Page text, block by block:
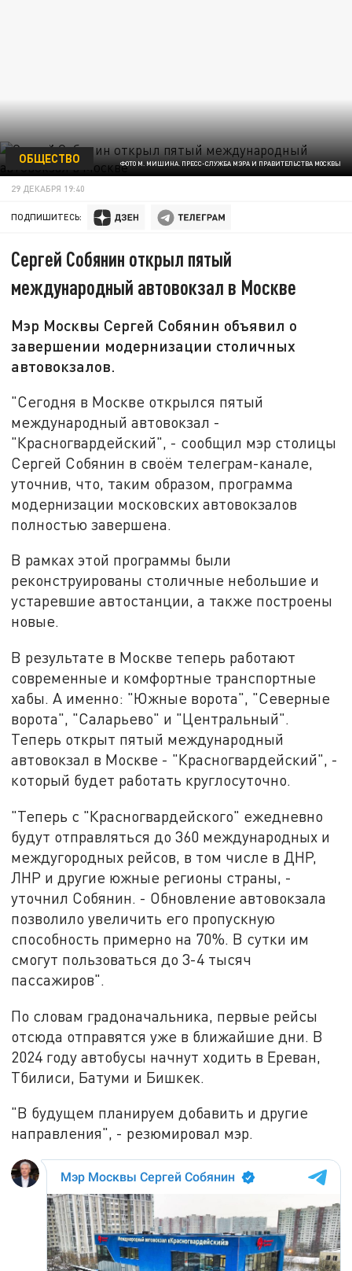
ФОТО М. МИШИНА. ПРЕСС-СЛУЖБА МЭРА И ПРАВИТЕЛЬСТВА МОСКВЫ
ОБЩЕСТВО
29 ДЕКАБРЯ 19:40
ПОДПИШИТЕСЬ:
Сергей Собянин открыл пятый
международный автовокзал в Москве
Мэр Москвы Сергей Собянин объявил о
завершении модернизации столичных
автовокзалов.
"Сегодня в Москве открылся пятый
международный автовокзал -
"Красногвардейский", - сообщил мэр столицы
Сергей Собянин в своём телеграм-канале,
уточнив, что, таким образом, программа
модернизации московских автовокзалов
полностью завершена.
В рамках этой программы были
реконструированы столичные небольшие и
устаревшие автостанции, а также построены
новые.
В результате в Москве теперь работают
современные и комфортные транспортные
хабы. А именно: "Южные ворота", "Северные
ворота", "Саларьево" и "Центральный".
Теперь открыт пятый международный
автовокзал в Москве - "Красногвардейский", -
который будет работать круглосуточно.
"Теперь с "Красногвардейского" ежедневно
будут отправляться до 360 международных и
междугородных рейсов, в том числе в ДНР,
ЛНР и другие южные регионы страны, -
уточнил Собянин. - Обновление автовокзала
позволило увеличить его пропускную
способность примерно на 70%. В сутки им
смогут пользоваться до 3-4 тысяч
пассажиров".
По словам градоначальника, первые рейсы
отсюда отправятся уже в ближайшие дни. В
2024 году автобусы начнут ходить в Ереван,
Тбилиси, Батуми и Бишкек.
"В будущем планируем добавить и другие
направления", - резюмировал мэр.